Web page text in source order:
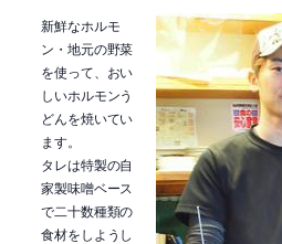
新鮮なホルモ
ン・地元の野菜
を使って、おい
しいホルモンう
どんを焼いてい
ます。
タレは特製の自
家製味噌ベース
で二十数種類の
食材をしようし